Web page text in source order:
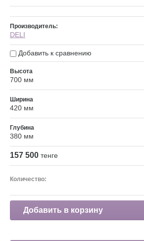
Производитель:
DELI
Добавить к сравнению
Высота
700 мм
Ширина
420 мм
Глубина
380 мм
157 500 тенге
Количество:
Добавить в корзину